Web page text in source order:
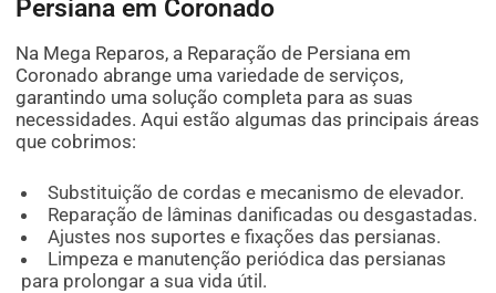
Persiana em Coronado
Na Mega Reparos, a Reparação de Persiana em
Coronado abrange uma variedade de serviços,
garantindo uma solução completa para as suas
necessidades. Aqui estão algumas das principais áreas
que cobrimos:
Substituição de cordas e mecanismo de elevador.
Reparação de lâminas danificadas ou desgastadas.
Ajustes nos suportes e fixações das persianas.
Limpeza e manutenção periódica das persianas
para prolongar a sua vida útil.